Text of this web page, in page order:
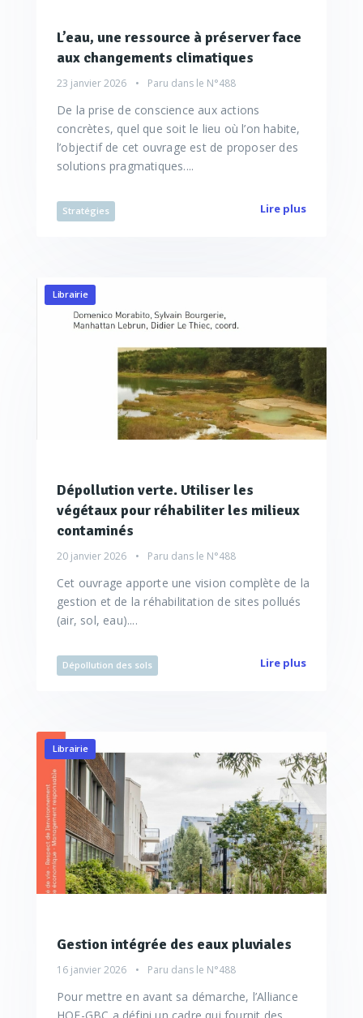
L’eau, une ressource à préserver face
aux changements climatiques
23 janvier 2026 Paru dans le N°488
De la prise de conscience aux actions
concrètes, quel que soit le lieu où l’on habite,
l’objectif de cet ouvrage est de proposer des
solutions pragmatiques....
Stratégies Lire plus
Librairie
Dépollution verte. Utiliser les
végétaux pour réhabiliter les milieux
contaminés
20 janvier 2026 Paru dans le N°488
Cet ouvrage apporte une vision complète de la
gestion et de la réhabilitation de sites pollués
(air, sol, eau)....
Dépollution des sols Lire plus
Librairie
Gestion intégrée des eaux pluviales
16 janvier 2026 Paru dans le N°488
Pour mettre en avant sa démarche, l’Alliance